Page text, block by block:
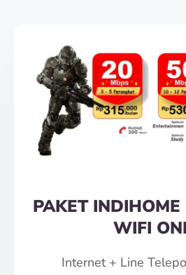
PAKET
WIFI
Internet + Line